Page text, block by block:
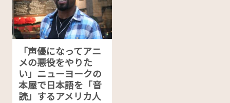
「声優になってアニ
メの悪役をやりた
い」ニューヨークの
本屋で日本語を「音
読」するアメリカ人